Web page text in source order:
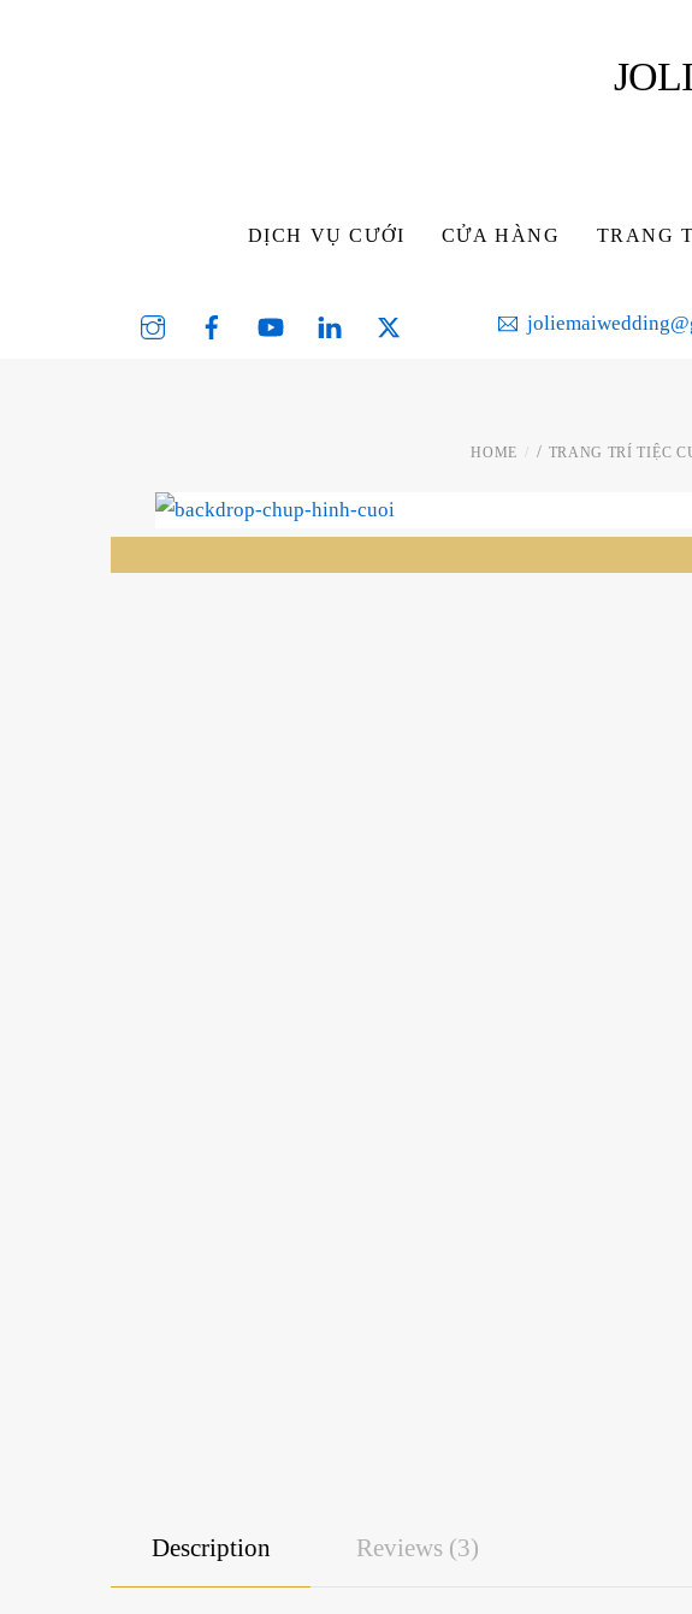
DỊCH VỤ CƯỚI CỬA HÀNG TRANG
InstagramFacebookYouTube Linked
HOME / TRANG TRÍ TIỆC
Description Reviews (3)